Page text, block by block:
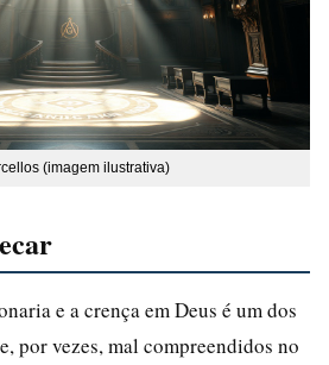
(imagem ilustrativa)
e a crença em Deus é um dos
por vezes, mal compreendidos no